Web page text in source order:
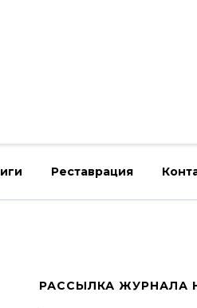
Реставрация
РАССЫЛКА ЖУРНАЛА